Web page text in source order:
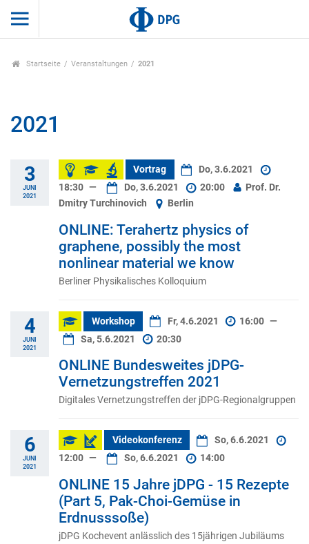
Startseite Veranstaltungen 2021
2021
3
JUNI
2021
Vortrag
Do, 3.6.2021
18:30 — Do, 3.6.2021 20:00
Prof. Dr.
Dmitry Turchinovich
Berlin
ONLINE: Terahertz physics of
graphene, possibly the most
nonlinear material we know
Berliner Physikalisches Kolloquium
4
JUNI
2021
Workshop Fr, 4.6.2021 16:00 —
Sa, 5.6.2021
20:30
ONLINE Bundesweites jDPG-
Vernetzungstreffen 2021
Digitales Vernetzungstreffen der jDPG-Regionalgruppen
6
JUNI
2021
Videokonferenz
So, 6.6.2021
12:00 — So, 6.6.2021 14:00
ONLINE 15 Jahre jDPG - 15 Rezepte
(Part 5, Pak-Choi-Gemüse in
Erdnusssoße)
jDPG Kochevent anlässlich des 15jährigen Jubiläums